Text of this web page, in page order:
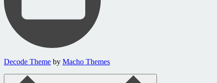
Decode Theme by Macho Themes